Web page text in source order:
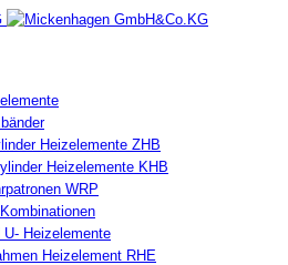
Heizelemente ZHB
Heizelemente KHB
WRP
U- Heizelemente
Heizelement RHE